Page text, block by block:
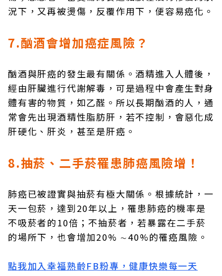
況下，又再被燙傷，反覆作用下，便容易癌化。
7.酗酒會增加癌症風險？
酗酒與肝癌的發生最有關係。酒精進入人體後，
經由肝臟進行代謝解毒，可是過程中會產生對身
體有害的物質，如乙醛。所以長期酗酒的人，通
常會先出現酒精性脂肪肝，若不控制，會惡化成
肝硬化、肝炎，甚至是肝癌。
8.抽菸、二手菸罹患肺癌風險增！
肺癌已被證實與抽菸有極大關係。根據統計，一
天一包菸，達到20年以上，罹患肺癌的機率是
不吸菸者的10倍；不抽菸者，若暴露在二手菸
的場所下，也會增加20% ∼40%的罹癌風險。
點我加入幸福熟齡FB粉專，健康快樂每一天